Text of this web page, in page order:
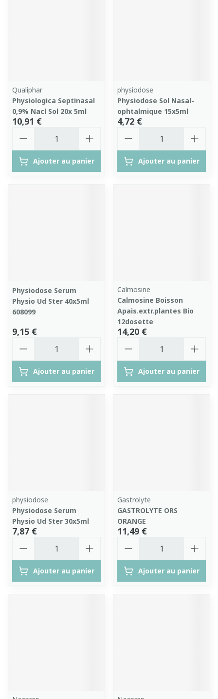
Qualiphar
Physiologica Septinasal
0,9% Nacl Sol 20x 5ml
10,91 €
Ajouter au panier
physiodose
Physiodose Sol Nasal-
ophtalmique 15x5ml
4,72 €
Ajouter au panier
Physiodose Serum
Physio Ud Ster 40x5ml
608099
9,15 €
Ajouter au panier
Calmosine
Calmosine Boisson
Apais.extr.plantes Bio
12dosette
14,20 €
Ajouter au panier
physiodose
Physiodose Serum
Physio Ud Ster 30x5ml
7,87 €
Ajouter au panier
Gastrolyte
GASTROLYTE ORS
ORANGE
11,49 €
Ajouter au panier